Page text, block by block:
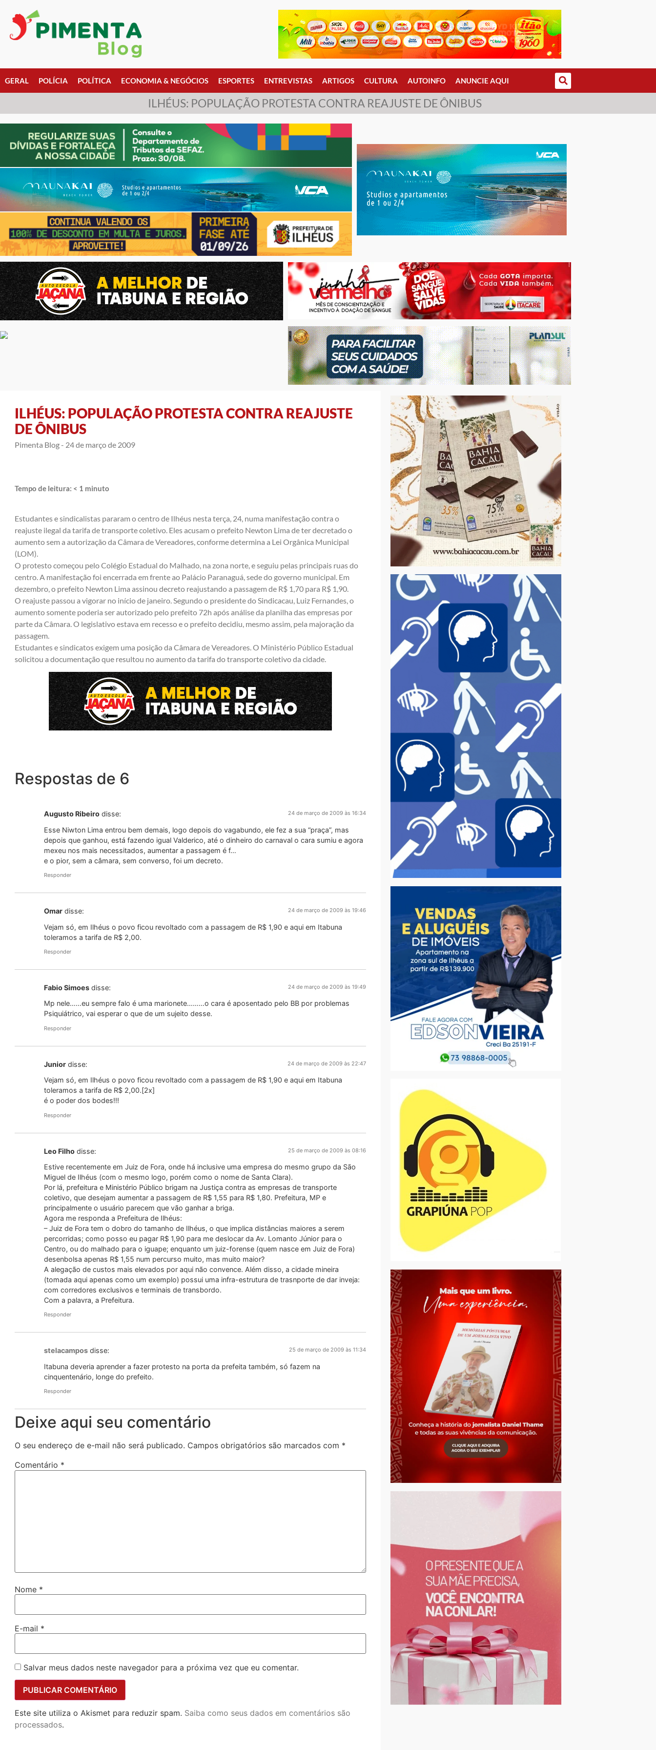
GERAL POLÍCIA POLÍTICA ECONOMIA & NEGÓCIOS ESPORTES ENTREVISTAS ARTIGOS CULTURA AUTOINFO ANUNCIE AQUI
ILHÉUS: POPULAÇÃO PROTESTA CONTRA REAJUSTE DE ÔNIBUS
ILHÉUS: POPULAÇÃO PROTESTA CONTRA REAJUSTE
DE ÔNIBUS
Pimenta Blog - 24 de março de 2009
Tempo de leitura: < 1 minuto
Estudantes e sindicalistas pararam o centro de Ilhéus nesta terça, 24, numa manifestação contra o
reajuste ilegal da tarifa de transporte coletivo. Eles acusam o prefeito Newton Lima de ter decretado o
aumento sem a autorização da Câmara de Vereadores, conforme determina a Lei Orgânica Municipal
(LOM).
O protesto começou pelo Colégio Estadual do Malhado, na zona norte, e seguiu pelas principais ruas do
centro. A manifestação foi encerrada em frente ao Palácio Paranaguá, sede do governo municipal. Em
dezembro, o prefeito Newton Lima assinou decreto reajustando a passagem de R$ 1,70 para R$ 1,90.
O reajuste passou a vigorar no início de janeiro. Segundo o presidente do Sindicacau, Luiz Fernandes, o
aumento somente poderia ser autorizado pelo prefeito 72h após análise da planilha das empresas por
parte da Câmara. O legislativo estava em recesso e o prefeito decidiu, mesmo assim, pela majoração da
passagem.
Estudantes e sindicatos exigem uma posição da Câmara de Vereadores. O Ministério Público Estadual
solicitou a documentação que resultou no aumento da tarifa do transporte coletivo da cidade.
Respostas de 6
Augusto Ribeiro disse: 24 de março de 2009 às 16:34
Esse Niwton Lima entrou bem demais, logo depois do vagabundo, ele fez a sua “praça”, mas
depois que ganhou, está fazendo igual Valderico, até o dinheiro do carnaval o cara sumiu e agora
mexeu nos mais necessitados, aumentar a passagem é f…
e o pior, sem a câmara, sem converso, foi um decreto.
Responder
Omar disse: 24 de março de 2009 às 19:46
Vejam só, em Ilhéus o povo ficou revoltado com a passagem de R$ 1,90 e aqui em Itabuna
toleramos a tarifa de R$ 2,00.
Responder
Fabio Simoes disse: 24 de março de 2009 às 19:49
Mp nele……eu sempre falo é uma marionete………o cara é aposentado pelo BB por problemas
Psiquiátrico, vai esperar o que de um sujeito desse.
Responder
Junior disse: 24 de março de 2009 às 22:47
Vejam só, em Ilhéus o povo ficou revoltado com a passagem de R$ 1,90 e aqui em Itabuna
toleramos a tarifa de R$ 2,00.[2x]
é o poder dos bodes!!!
Responder
Leo Filho disse: 25 de março de 2009 às 08:16
Estive recentemente em Juiz de Fora, onde há inclusive uma empresa do mesmo grupo da São
Miguel de Ilhéus (com o mesmo logo, porém como o nome de Santa Clara).
Por lá, prefeitura e Ministério Público brigam na Justiça contra as empresas de transporte
coletivo, que desejam aumentar a passagem de R$ 1,55 para R$ 1,80. Prefeitura, MP e
principalmente o usuário parecem que vão ganhar a briga.
Agora me responda a Prefeitura de Ilhéus:
– Juiz de Fora tem o dobro do tamanho de Ilhéus, o que implica distâncias maiores a serem
percorridas; como posso eu pagar R$ 1,90 para me deslocar da Av. Lomanto Júnior para o
Centro, ou do malhado para o iguape; enquanto um juiz-forense (quem nasce em Juiz de Fora)
desenbolsa apenas R$ 1,55 num percurso muito, mas muito maior?
A alegação de custos mais elevados por aqui não convence. Além disso, a cidade mineira
(tomada aqui apenas como um exemplo) possui uma infra-estrutura de trasnporte de dar inveja:
com corredores exclusivos e terminais de transbordo.
Com a palavra, a Prefeitura.
Responder
stelacampos disse: 25 de março de 2009 às 11:34
Itabuna deveria aprender a fazer protesto na porta da prefeita também, só fazem na
cinquentenário, longe do prefeito.
Responder
Deixe aqui seu comentário
O seu endereço de e-mail não será publicado. Campos obrigatórios são marcados com *
Comentário *
Nome *
E-mail *
Salvar meus dados neste navegador para a próxima vez que eu comentar.
Este site utiliza o Akismet para reduzir spam. Saiba como seus dados em comentários são
processados.